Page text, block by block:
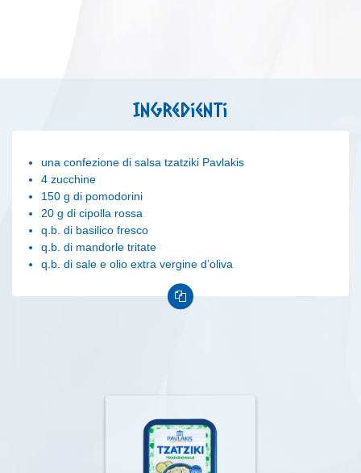
Ingredienti
una confezione di salsa tzatziki Pavlakis
4 zucchine
150 g di pomodorini
20 g di cipolla rossa
q.b. di basilico fresco
q.b. di mandorle tritate
q.b. di sale e olio extra vergine d’oliva